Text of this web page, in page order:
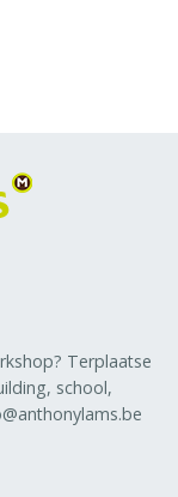
Terplaatse
school,